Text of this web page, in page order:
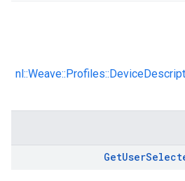
GetUser